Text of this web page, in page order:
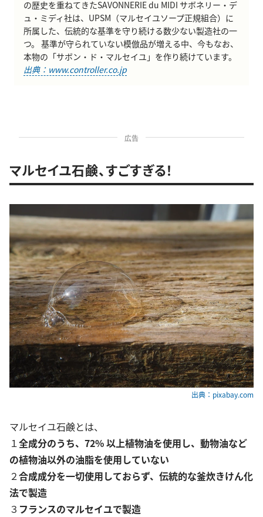
の歴史を重ねてきたSAVONNERIE du MIDI サボネリー・デ
ュ・ミディ社は、UPSM（マルセイユソープ正規組合）に
所属した、伝統的な基準を守り続ける数少ない製造社の一
つ。 基準が守られていない模倣品が増える中、今もなお、
本物の「サボン・ド・マルセイユ」を作り続けています。
出典：www.controller.co.jp
広告
マルセイユ石鹸、すごすぎる！
出典：pixabay.com
マルセイユ石鹸とは、
１全成分のうち、72% 以上植物油を使用し、動物油など
の植物油以外の油脂を使用していない
２合成成分を一切使用しておらず、伝統的な釜炊きけん化
法で製造
３ フランスのマルセイユで製造